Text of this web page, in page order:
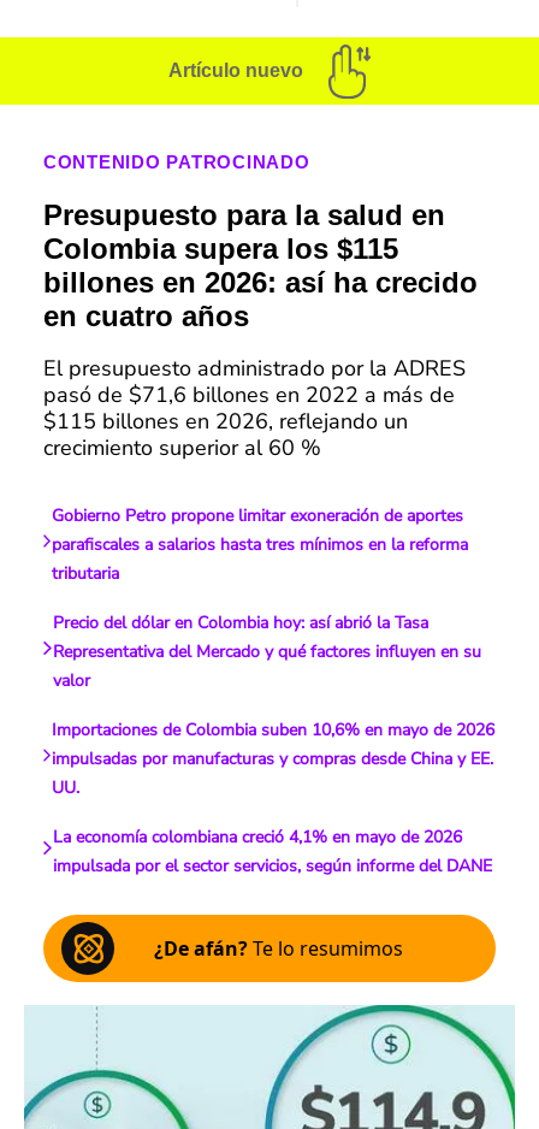
Artículo nuevo
CONTENIDO PATROCINADO
Presupuesto para la salud en
Colombia supera los $115
billones en 2026: así ha crecido
en cuatro años
El presupuesto administrado por la ADRES
pasó de $71,6 billones en 2022 a más de
$115 billones en 2026, reflejando un
crecimiento superior al 60 %
Gobierno Petro propone limitar exoneración de aportes
parafiscales a salarios hasta tres mínimos en la reforma
tributaria
Precio del dólar en Colombia hoy: así abrió la Tasa
Representativa del Mercado y qué factores influyen en su
valor
Importaciones de Colombia suben 10,6% en mayo de 2026
impulsadas por manufacturas y compras desde China y EE.
UU.
La economía colombiana creció 4,1% en mayo de 2026
impulsada por el sector servicios, según informe del DANE
¿De afán?Te lo resumimos